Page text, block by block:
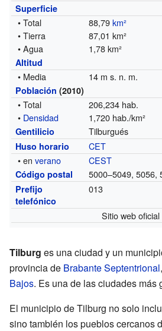
Superficie
• Total 88,79km²
• Tierra
87,01 km²
• Agua
1,78 km²
Altitud
• Media 14 m s. n. m.
Población (2010)
• Total
206,234 hab.
• Densidad 1,720 hab./km²
Gentilicio Tilburgués
Huso horario
CET
• enverano CEST
Código postal 5000–5049, 5056,
Prefijo
telefónico
013
Sitio web oficial
Tilburg es una ciudad y un
provincia de Brabante Septentrional
Bajos. Es una de las ciudades más
El municipio de Tilburg no solo
sino también los pueblos cercanos